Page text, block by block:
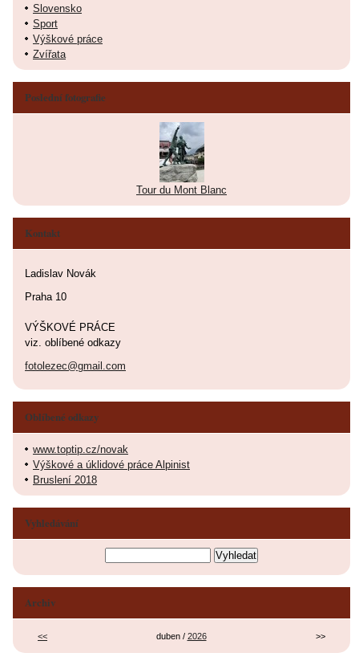
Slovensko
Sport
Výškové práce
Zvířata
Poslední fotografie
Tour du Mont Blanc
Kontakt
Ladislav Novák
Praha 10
VÝŠKOVÉ PRÁCE
viz. oblíbené odkazy
fotolezec@gmail.com
Oblíbené odkazy
www.toptip.cz/novak
Výškové a úklidové práce Alpinist
Bruslení 2018
Vyhledávání
Archiv
<< duben / 2026 >>